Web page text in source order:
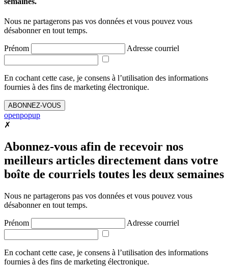
Nous ne partagerons pas vos données et vous pouvez vous
désabonner en tout temps.
Prénom Adresse courriel
En cochant cette case, je consens à l’utilisation des informations
fournies à des fins de marketing électronique.
ABONNEZ-VOUS
openpopup
✗
Abonnez-vous afin de recevoir nos
meilleurs articles directement dans votre
boîte de courriels toutes les deux semaines
Nous ne partagerons pas vos données et vous pouvez vous
désabonner en tout temps.
Prénom Adresse courriel
En cochant cette case, je consens à l’utilisation des informations
fournies à des fins de marketing électronique.